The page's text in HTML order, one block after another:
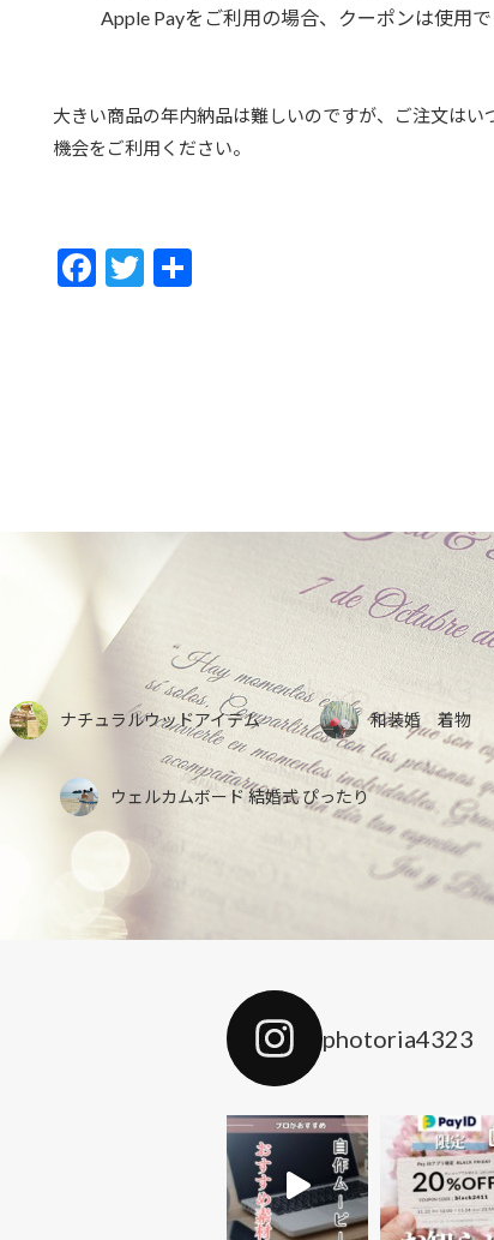
Apple Payをご利用の場合、クーポンは使用で
大きい商品の年内納品は難しいのですが、ご注文は
機会をご利用ください。
F
T
ナチュラルウッドアイテム 和装婚 着物
ウェルカムボード 結婚式 ぴったり
photoria4323